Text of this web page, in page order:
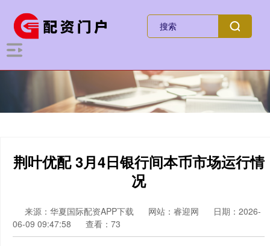
荆叶优配 3月4日银行间本币市场运行情
况
来源：华夏国际配资APP下载 网站：睿迎网
日期：2026-
06-09 09:47:58
查看：73